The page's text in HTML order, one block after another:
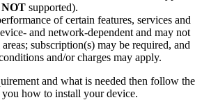
NOT supported).
of certain features, services and
and network-dependent and may not
subscription(s) may be required, and
and/or charges may apply.
and what is needed then follow the
how to install your device.